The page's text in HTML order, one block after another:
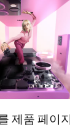
제품 페이